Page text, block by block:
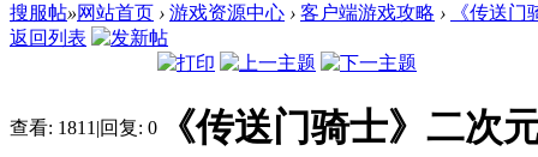
搜服帖»网站首页 › 游戏资源中心 › 客户端游戏攻略 ›
《传送
返回列表
查看: 1811 |回复: 0 《传送门骑士》二次